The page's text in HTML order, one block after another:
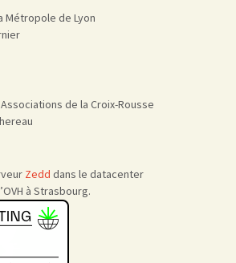
Métropole de Lyon
de la Croix-Rousse
Zedd dans le datacenter
à Strasbourg.